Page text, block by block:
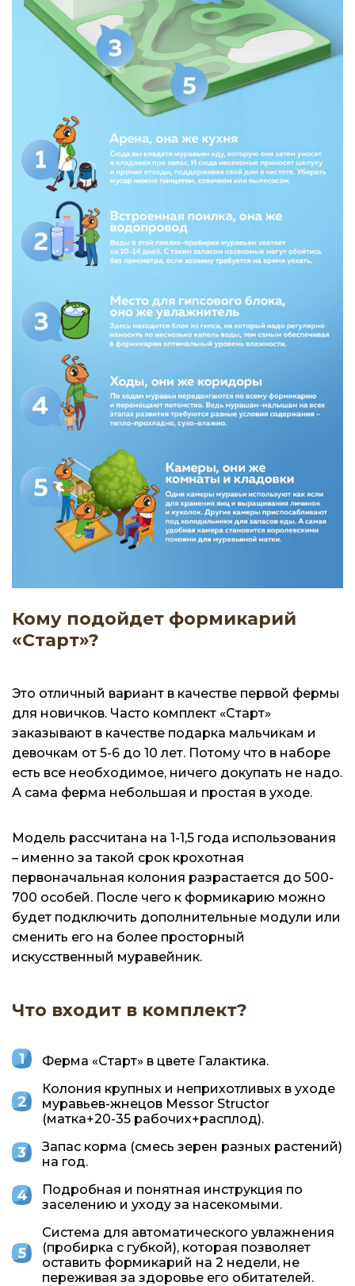
Кому подойдет формикарий
«Старт»?
Это отличный вариант в качестве первой фермы
для новичков. Часто комплект «Старт»
заказывают в качестве подарка мальчикам и
девочкам от 5-6 до 10 лет. Потому что в наборе
есть все необходимое, ничего докупать не надо.
А сама ферма небольшая и простая в уходе.
Модель рассчитана на 1-1,5 года использования
– именно за такой срок крохотная
первоначальная колония разрастается до 500-
700 особей. После чего к формикарию можно
будет подключить дополнительные модули или
сменить его на более просторный
искусственный муравейник.
Что входит в комплект?
Ферма «Старт» в цвете Галактика.
Колония крупных и неприхотливых в уходе
муравьев-жнецов Messor Structor
(матка+20-35 рабочих+расплод).
Запас корма (смесь зерен разных растений)
на год.
Подробная и понятная инструкция по
заселению и уходу за насекомыми.
Система для автоматического увлажнения
(пробирка с губкой), которая позволяет
оставить формикарий на 2 недели, не
переживая за здоровье его обитателей.